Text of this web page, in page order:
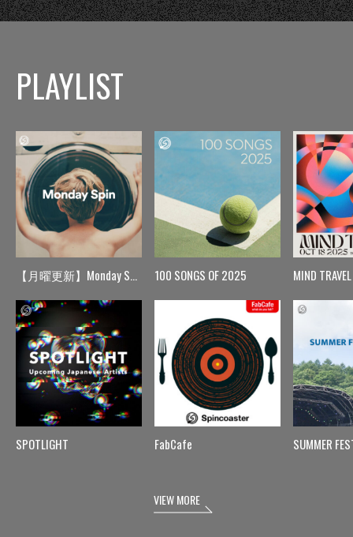
PLAYLIST
【月曜更新】Monday Spin
SPOTLIGHT
100 SONGS OF 2025
FabCafe
MIND TRAVEL
SUMMER
VIEW MORE